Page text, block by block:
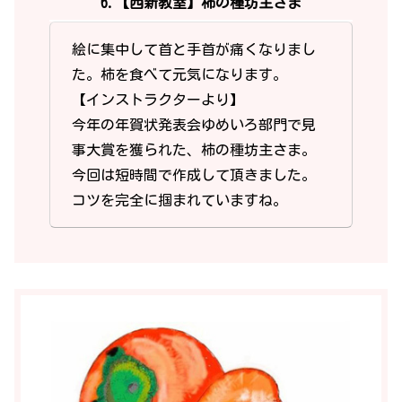
絵に集中して首と手首が痛くなりまし
た。柿を食べて元気になります。
【インストラクターより】
今年の年賀状発表会ゆめいろ部門で見
事大賞を獲られた、柿の種坊主さま。
今回は短時間で作成して頂きました。
コツを完全に掴まれていますね。